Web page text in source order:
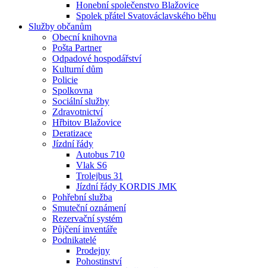
Honební společenstvo Blažovice
Spolek přátel Svatováclavského běhu
Služby občanům
Obecní knihovna
Pošta Partner
Odpadové hospodářství
Kulturní dům
Policie
Spolkovna
Sociální služby
Zdravotnictví
Hřbitov Blažovice
Deratizace
Jízdní řády
Autobus 710
Vlak S6
Trolejbus 31
Jízdní řády KORDIS JMK
Pohřební služba
Smuteční oznámení
Rezervační systém
Půjčení inventáře
Podnikatelé
Prodejny
Pohostinství